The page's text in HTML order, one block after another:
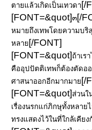
ตายแล้วเกิดเป็นเทวดา [/
[FONT=&quot]๓[/
หมายถึงเทพโดยความบ
หลาย [/FONT]
[FONT=&quot]ถ้าเร
คืออุปปัตติเทพก็ต้องตัดอ
ศาสนาออกอีกมากมาย [/
[FONT=&quot]ส่วนใ
เรื่องนรกแก่ภิกษุทั้งหลาย
ทรงแสดงไว้ในที่ใกล้เคียง